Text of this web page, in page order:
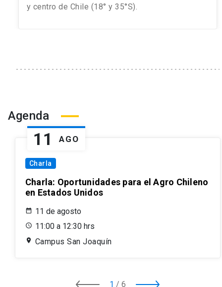
y centro de Chile (18° y 35°S).
Agenda
Charla
Charla: Oportunidades para el Agro Chileno
en Estados Unidos
11 AGO
11 de agosto
11:00 a 12:30 hrs
Campus San Joaquín
1 / 6